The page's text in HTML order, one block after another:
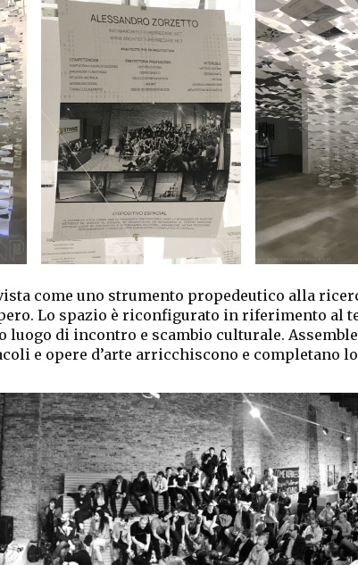
vista come uno strumento propedeutico alla
Lo spazio è riconfigurato in riferimento al
luogo di incontro e scambio culturale.
e opere d’arte arricchiscono e completano